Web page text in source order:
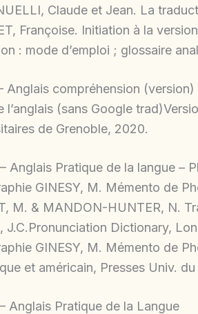
Claude et Jean. La
Françoise. Initiation à la
: mode d’emploi ; glossaire
Anglais compréhension (version)
l’anglais (sans Google
de Grenoble, 2020.
Anglais Pratique de la langue –
GINESY, M. Mémento de
M. & MANDON-HUNTER, N.
J.C.Pronunciation Dictionary,
GINESY, M. Mémento de
et américain, Presses Univ.
Anglais Pratique de la Langue